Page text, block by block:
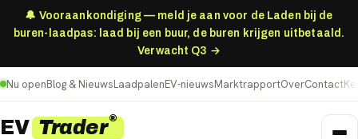
🔔 Vooraankondiging — meld je aan voor de Laden bij de
buren-laadpas: laad bij een buur, de buren krijgen uitbetaald.
Verwacht Q3 →
Nu openBlog & NieuwsLaadpalenEV-nieuwsMarktrapportOverContact
EV Trader®